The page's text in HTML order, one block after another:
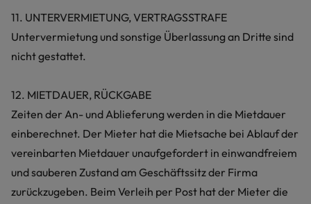
11. UNTERVERMIETUNG, VERTRAGSSTRAFE
Untervermietung und sonstige Überlassung an Dritte sind
nicht gestattet.
12. MIETDAUER, RÜCKGABE
Zeiten der An- und Ablieferung werden in die Mietdauer
einberechnet. Der Mieter hat die Mietsache bei Ablauf der
vereinbarten Mietdauer unaufgefordert in einwandfreiem
und sauberen Zustand am Geschäftssitz der Firma
zurückzugeben. Beim Verleih per Post hat der Mieter die